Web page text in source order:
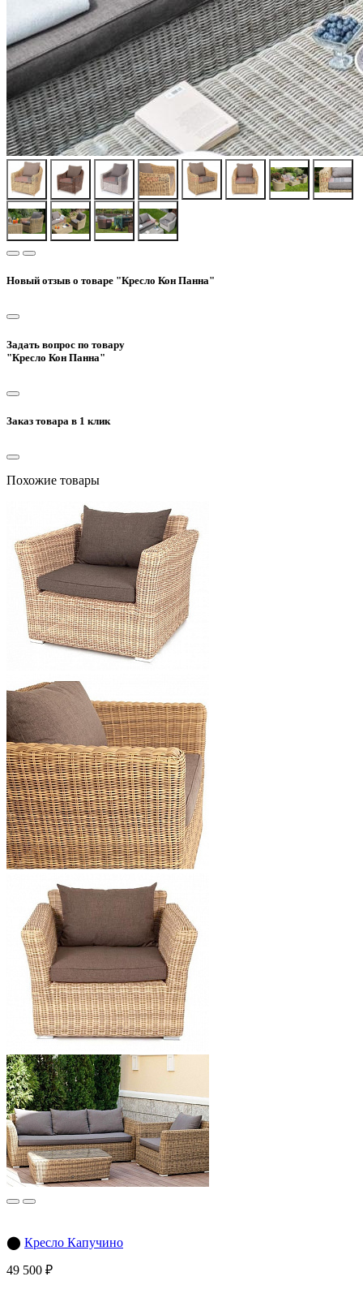
Новый отзыв о товаре "Кресло Кон Панна"
Задать вопрос по товару
"Кресло Кон Панна"
Заказ товара в 1 клик
Похожие товары
⬤ Кресло Капучино
49 500 ₽